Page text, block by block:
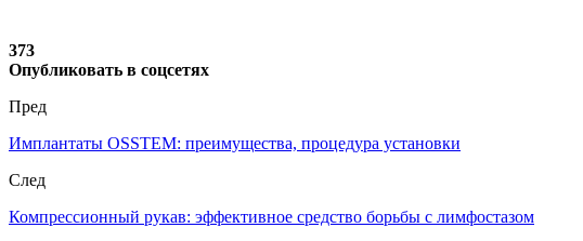
373
Опубликовать в соцсетях
Пред
Имплантаты OSSTEM: преимущества, процедура установки
След
Компрессионный рукав: эффективное средство борьбы с лимфостазом